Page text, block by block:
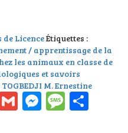
de LicenceÉtiquettes :
/ apprentissage de la
les animaux en classe de
et savoirs
TOGBEDJI M. Ernestine
Mail
Gmail